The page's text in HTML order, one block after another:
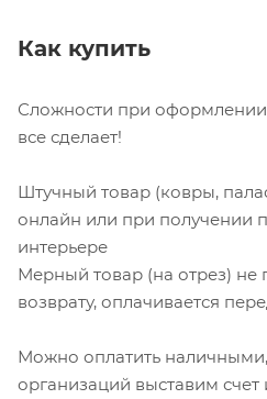
Как купить
Сложности при
все сделает!
Штучный товар (ковры,
онлайн или при получении
интерьере
Мерный товар (на отрез) не
возврату, оплачивается
Можно оплатить
организаций выставим